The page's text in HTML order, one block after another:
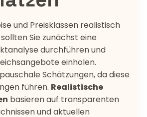
und Preisklassen realistisch
Sie zunächst eine
durchführen und
einholen.
Schätzungen, da diese
führen. Realistische
basieren auf transparenten
und aktuellen